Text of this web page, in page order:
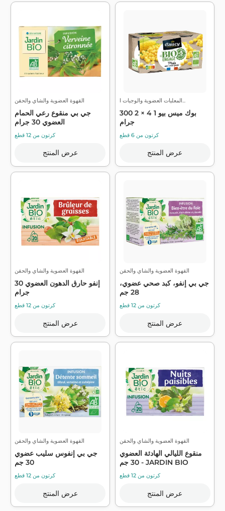
القهوة العضوية والشاي والحقن
جي بي منقوع رعي الحمام
العضوي 30 جرام
كرتون من 12 قطع
عرض المنتج
بوك ميس بيو 1 4 × 2 300
جرام
كرتون من 6 قطع
عرض المنتج
القهوة العضوية والشاي والحقن
إنفو حارق الدهون العضوي 30
جرام
كرتون من 12 قطع
عرض المنتج
القهوة العضوية والشاي والحقن
جي بي إنفو، كبد صحي عضوي،
28 جم
كرتون من 12 قطع
عرض المنتج
القهوة العضوية والشاي والحقن
جي بي إنفوس سليب عضوي
30 جم
كرتون من 12 قطع
عرض المنتج
القهوة العضوية والشاي والحقن
منقوع الليالي الهادئة العضوي
30 جم - JARDIN BIO
كرتون من 12 قطع
عرض المنتج